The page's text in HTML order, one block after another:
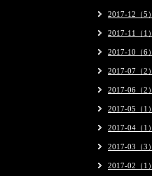
2017-12（5）
2017-11（1）
2017-10（6）
2017-07（2）
2017-06（2）
2017-05（1）
2017-04（1）
2017-03（3）
2017-02（1）